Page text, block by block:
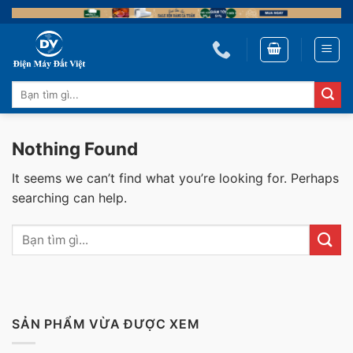
Skip
to
content
Tìm
kiếm:
Nothing Found
It seems we can’t find what you’re looking for. Perhaps
searching can help.
SẢN PHẨM VỪA ĐƯỢC XEM